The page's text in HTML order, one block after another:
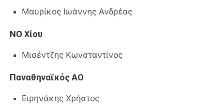
Μαυρίκος Ιωάννης Ανδρέας
ΝΟ Χίου
Μισέντζης Κωνσταντίνος
Παναθηναϊκός ΑΟ
Ειρηνάκης Χρήστος